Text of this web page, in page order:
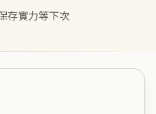
存實力等下次